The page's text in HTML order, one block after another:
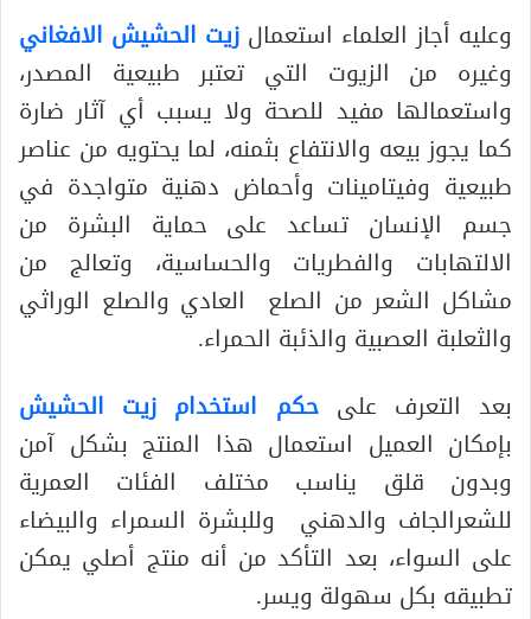
وعليه أجاز العلماء استعمال زيت الحشيش الافغاني
وغيره من الزيوت التي تعتبر طبيعية المصدر،
واستعمالها مفيد للصحة ولا يسبب أي آثار ضارة
كما يجوز بيعه والانتفاع بثمنه، لما يحتويه من عناصر
طبيعية وفيتامينات وأحماض دهنية متواجدة في
جسم الإنسان تساعد على حماية البشرة من
الالتهابات والفطريات والحساسية، وتعالج من
مشاكل الشعر من الصلع العادي والصلع الوراثي
والثعلبة العصبية والذئبة الحمراء.
بعد التعرف على حكم استخدام زيت الحشيش
بإمكان العميل استعمال هذا المنتج بشكل آمن
وبدون قلق يناسب مختلف الفئات العمرية
للشعرالجاف والدهني وللبشرة السمراء والبيضاء
على السواء، بعد التأكد من أنه منتج أصلي يمكن
تطبيقه بكل سهولة ويسر.